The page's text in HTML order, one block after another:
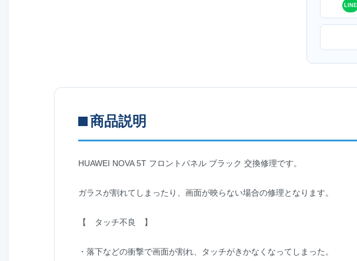
LINE
商品説明
HUAWEI NOVA 5T フロントパネル ブラック 交換修理です。
ガラスが割れてしまったり、画面が映らない場合の修理となります。
【 タッチ不良 】
・落下などの衝撃で画面が割れ、タッチがきかなくなってしまった。